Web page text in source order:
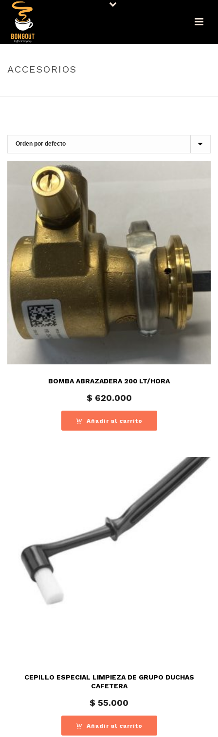
ACCESORIOS
BOMBA ABRAZADERA 200 LT/HORA
$ 620.000
Añadir al carrito
CEPILLO ESPECIAL LIMPIEZA DE GRUPO DUCHAS
CAFETERA
$ 55.000
Añadir al carrito